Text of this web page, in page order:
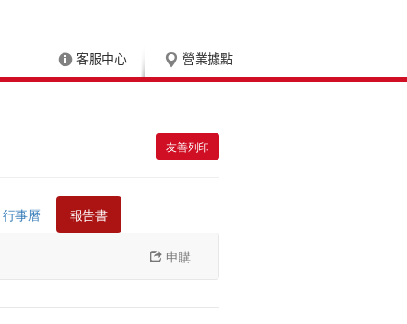
客服中心 營業據點